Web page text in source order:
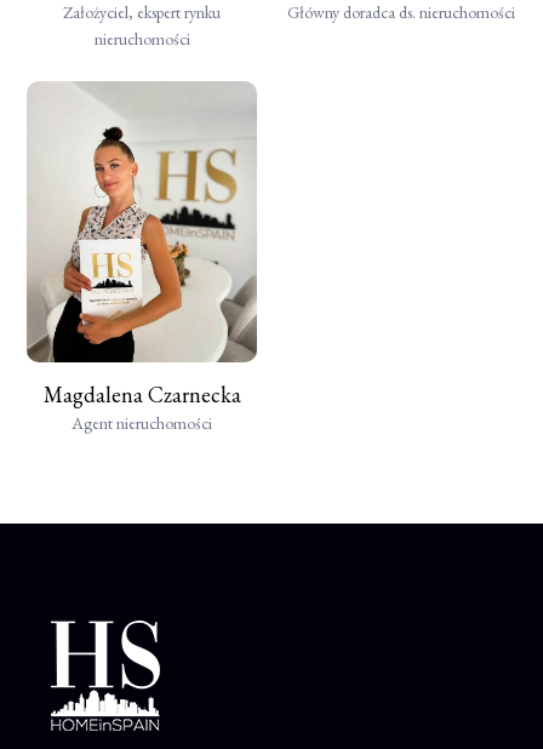
Założyciel, ekspert rynku
nieruchomości
Główny doradca ds. nieruchomości
Magdalena Czarnecka
Agent nieruchomości